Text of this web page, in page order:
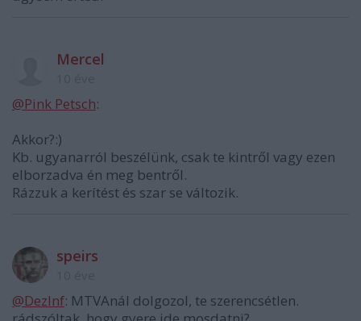
Mercel
@Pink Petsch:
Akkor?:)
Kb. ugyanarról beszélünk, csak te kintről vagy ezen
elborzadva én meg bentről.
Rázzuk a kerítést és szar se változik.
speirs
@­DezInf: MTVAnál dolgozol, te szerencsétlen.